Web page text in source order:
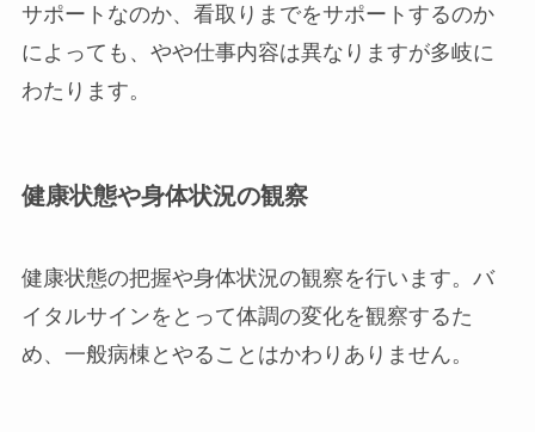
サポートなのか、看取りまでをサポートするのか
によっても、やや仕事内容は異なりますが多岐に
わたります。
健康状態や身体状況の観察
健康状態の把握や身体状況の観察を行います。バ
イタルサインをとって体調の変化を観察するた
め、一般病棟とやることはかわりありません。